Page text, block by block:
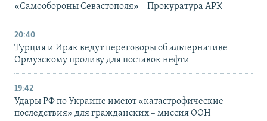
«Самообороны Севастополя» – Прокуратура АРК
20:40
Турция и Ирак ведут переговоры об альтернативе
Ормузскому проливу для поставок нефти
19:42
Удары РФ по Украине имеют «катастрофические
последствия» для гражданских – миссия ООН